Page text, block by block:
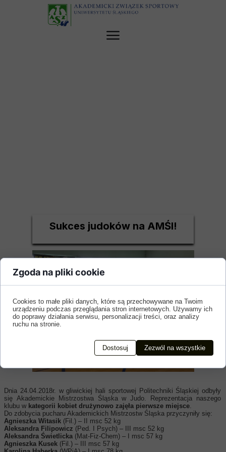
Dnia 24.04.2018r. w gliwickiej hali sportowej Politechniki Śląskiej odbyły
się Akademickie Mistrzostwa Śląska w Judo. Reprezentacja naszego
klubu w kategorii kobiet drużynowo zajęła pierwsze miejsce.
Do zdobycia pucharu Akademickich Mistrzostw Śląska przyczyniły się:
Agnieszka Witasik (Fil.) – II msc 52 kg
Aleksandra Filipowicz (Ped. I Psych) – III msc 52 kg
Aleksandra Świetlicka (Mat-Fiz-Chem) – I msc 57 kg
Agnieszka Kusek (Fil.) – III msc 57 kg
Sukces judoków na AMŚl!
Zgoda na pliki cookie
Cookies to małe pliki danych, które są przechowywane na Twoim
urządzeniu podczas przeglądania stron internetowych. Używamy ich
do poprawy działania serwisu, personalizacji treści, oraz analizy
ruchu na stronie.
Dostosuj Zezwól na wszystkie